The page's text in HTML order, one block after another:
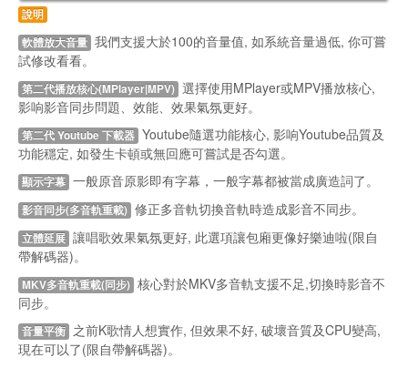
說明
軟體放大音量 我們支援大於100的音量值, 如系統音量過低, 你可嘗
試修改看看。
第二代播放核心(MPlayer|MPV) 選擇使用MPlayer或MPV播放核心,
影响影音同步問題、效能、效果氣氛更好。
第二代 Youtube 下載器 Youtube隨選功能核心, 影响Youtube品質及
功能穩定, 如發生卡頓或無回應可嘗試是否勾選。
顯示字幕 一般原音原影即有字幕，一般字幕都被當成廣造詞了。
影音同步(多音軌重載) 修正多音軌切換音軌時造成影音不同步。
立體延展 讓唱歌效果氣氛更好, 此選項讓包廂更像好樂迪啦(限自
帶解碼器)。
MKV多音軌重載(同步) 核心對於MKV多音軌支援不足,切換時影音不
同步。
音量平衡 之前K歌情人想實作, 但效果不好, 破壞音質及CPU變高,
現在可以了(限自帶解碼器)。